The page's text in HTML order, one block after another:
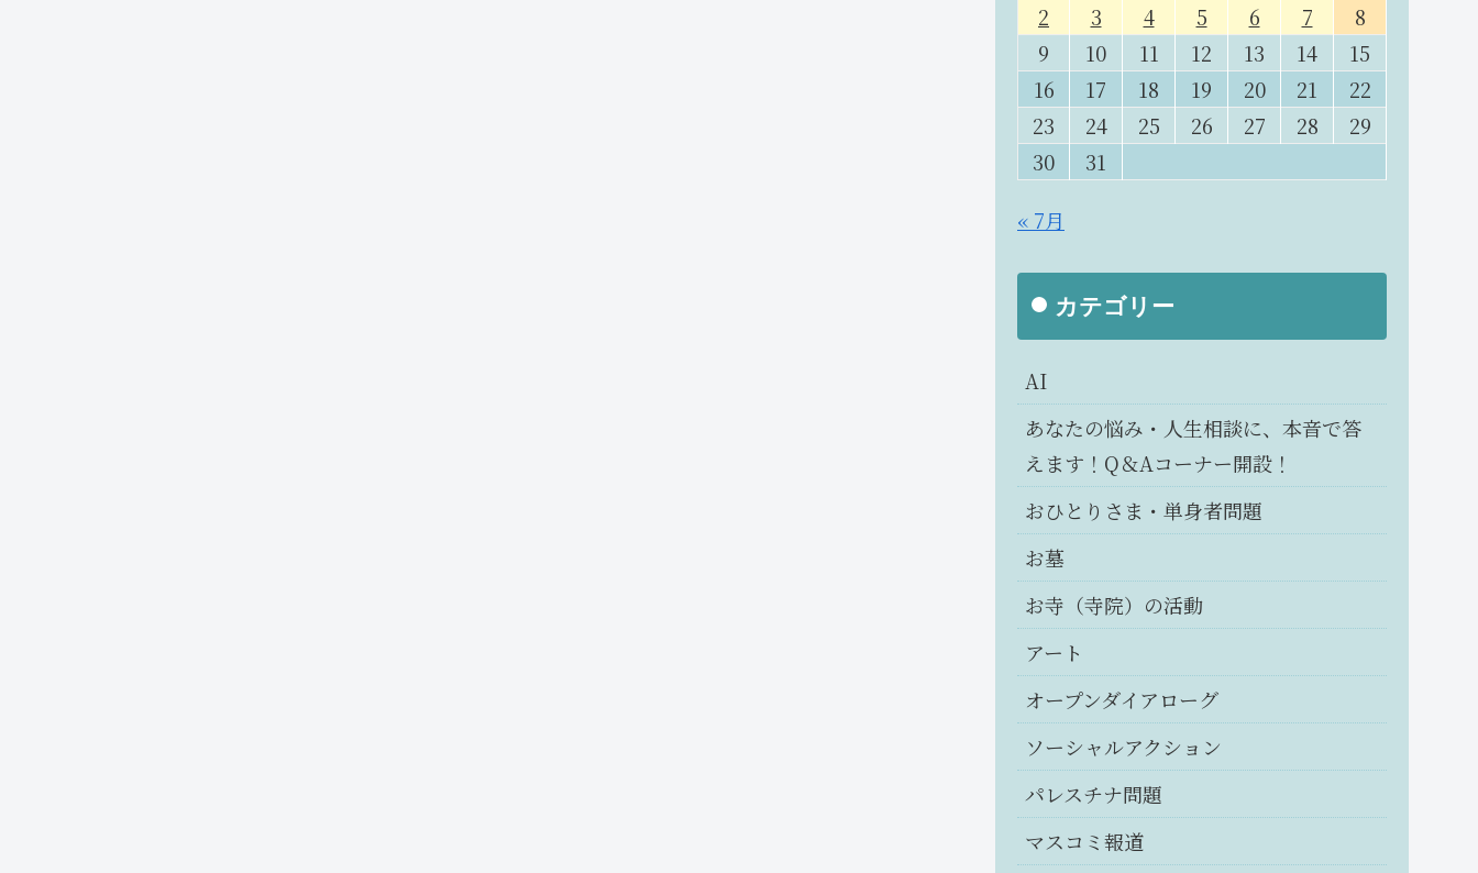
2
3 4 5 6 7
8
9
10 11 12 13 14
15
16
17 18 19 20 21
22
23
24 25 26 27 28
29
30
31
« 7月
カテゴリー
AI
あなたの悩み・人生相談に、本音で答
えます！Q＆Aコーナー開設！
おひとりさま・単身者問題
お墓
お寺（寺院）の活動
アート
オープンダイアローグ
ソーシャルアクション
パレスチナ問題
マスコミ報道